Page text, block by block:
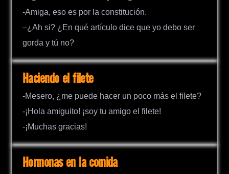
-Amiga, eso es por la constitución.
–¿Ah si? ¿En qué artículo dice que yo debo ser
gorda y tú no?
Haciendo el filete
-Mesero, ¿me puede hacer un poco más el filete?
-¡Hola amiguito! ¡soy tu amigo el filete!
-¡Muchas gracias!
Hormonas en la comida